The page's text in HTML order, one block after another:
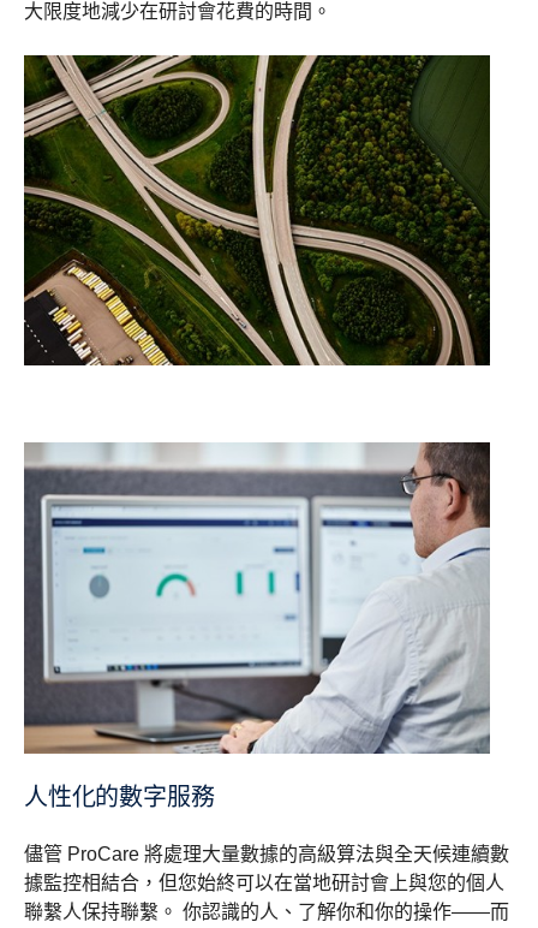
大限度地減少在研討會花費的時間。
人性化的數字服務
儘管 ProCare 將處理大量數據的高級算法與全天候連續數
據監控相結合，但您始終可以在當地研討會上與您的個人
聯繫人保持聯繫。 你認識的人、了解你和你的操作——而